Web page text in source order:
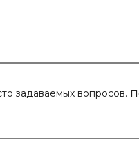
задаваемых вопросов.